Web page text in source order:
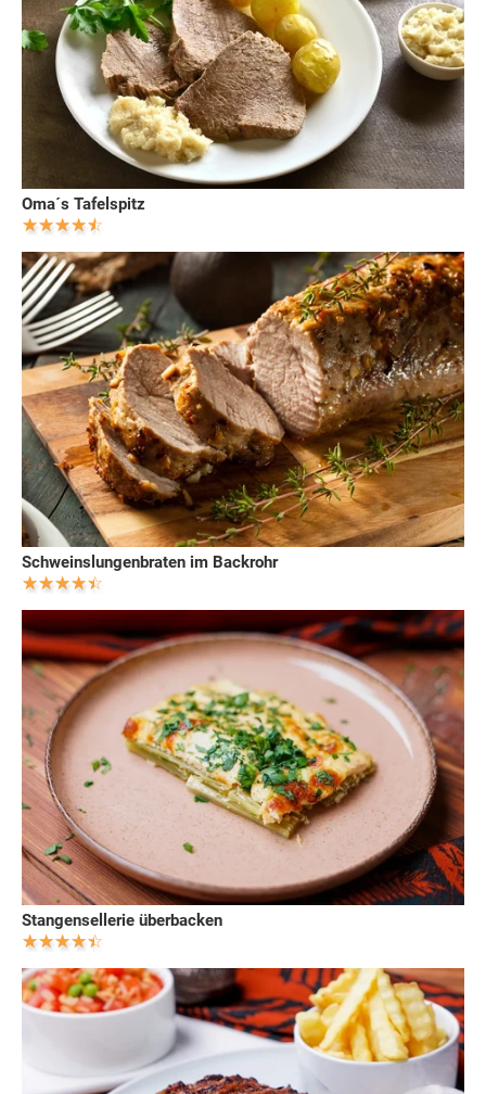
Oma´s Tafelspitz
Schweinslungenbraten im Backrohr
Stangensellerie überbacken